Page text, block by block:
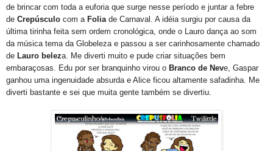
de brincar com toda a euforia que surge nesse período e juntar a febre
de Crepúsculo com a Folia de Carnaval. A idéia surgiu por causa da
última tirinha feita sem ordem cronológica, onde o Lauro dança ao som
da música tema da Globeleza e passou a ser carinhosamente chamado
de Lauro beleza. Me diverti muito e pude criar situações bem
embaraçosas. Edu por ser branquinho virou o Branco de Neve, Gaspar
ganhou uma ingenuidade absurda e Alice ficou altamente safadinha. Me
diverti bastante e sei que muita gente também se divertiu.